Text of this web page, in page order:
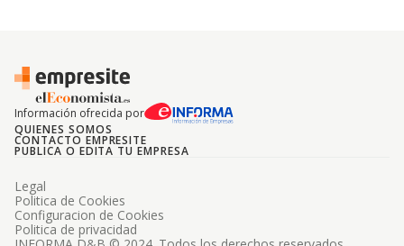
Información ofrecida por
QUIENES SOMOS
CONTACTO EMPRESITE
PUBLICA O EDITA TU EMPRESA
Legal
Politica de Cookies
Configuracion de Cookies
Politica de privacidad